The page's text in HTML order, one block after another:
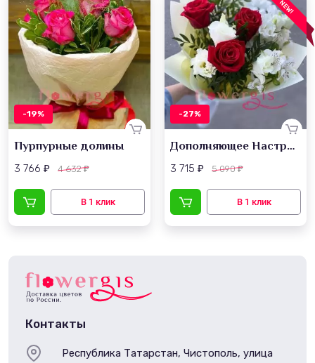
-19%
Пурпурные долины
3 766 ₽ 4 632₽
NEW!
-27%
Дополняющее Настроение
3 715 ₽ 5 090₽
Контакты
Республика Татарстан, Чистополь, улица